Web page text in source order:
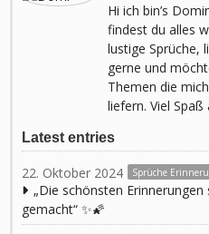
Hi ich bin’s
findest du alles
lustige Sprüche,
gerne und
Themen die
liefern. Viel
Latest entries
22. Oktober 2024 Sprüche
„Die schönsten
gemacht“ ✨🌠